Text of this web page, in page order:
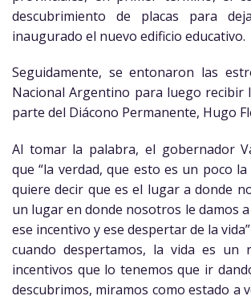
descubrimiento de placas para
inaugurado el nuevo edificio educativo.
Seguidamente, se entonaron las
Nacional Argentino para luego recibir
parte del Diácono Permanente, Hugo
Al tomar la palabra, el gobernador
que “la verdad, que esto es un poco la
quiere decir que es el lugar a donde
un lugar en donde nosotros le damos
ese incentivo y ese despertar de la
cuando despertamos, la vida es un
incentivos que lo tenemos que ir
descubrimos, miramos como estado a